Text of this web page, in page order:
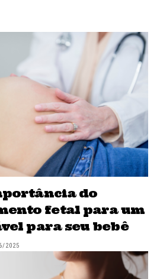
do
fetal para um
para seu bebê
2025